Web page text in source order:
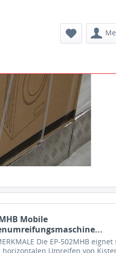
Mobile
Die EP-502MHB
horizontalen Umreifen von